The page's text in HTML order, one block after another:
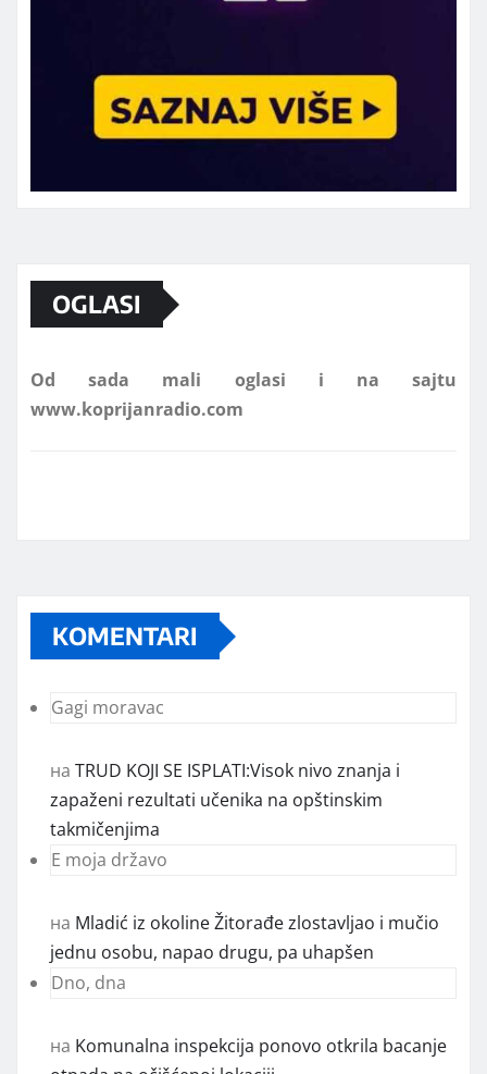
OGLASI
Od sada mali oglasi i na sajtu
KOMENTARI
Gagi moravac
на TRUD KOJI SE ISPLATI:Visok nivo znanja i
zapaženi rezultati učenika na opštinskim
takmičenjima
E moja državo
на Mladić iz okoline Žitorađe zlostavljao i mučio
jednu osobu, napao drugu, pa uhapšen
Dno, dna
на Komunalna inspekcija ponovo otkrila bacanje